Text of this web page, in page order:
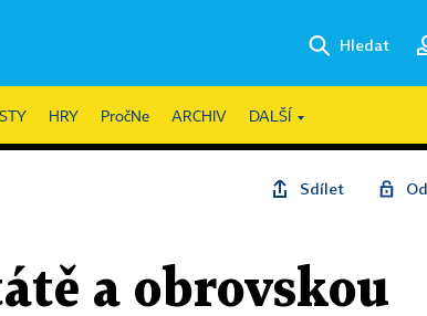
Hledat
HRY PročNe ARCHIV DALŠÍ
Sdílet
a obrovskou